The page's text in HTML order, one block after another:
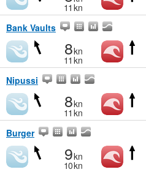
11 kn
Bank Vaults
8kn
11 kn
Nipussi
8kn
11 kn
Burger
9kn
10kn